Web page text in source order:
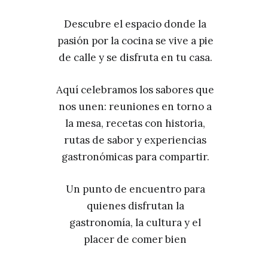
Descubre el espacio donde la
pasión por la cocina se vive a pie
de calle y se disfruta en tu casa.
Aquí celebramos los sabores que
nos unen: reuniones en torno a
la mesa, recetas con historia,
rutas de sabor y experiencias
gastronómicas para compartir.
Un punto de encuentro para
quienes disfrutan la
gastronomía, la cultura y el
placer de comer bien